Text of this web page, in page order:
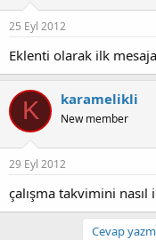
25 Eyl 2012
Eklenti olarak ilk
K karamelikli
New member
29 Eyl 2012
çalışma takvimini
Cevap